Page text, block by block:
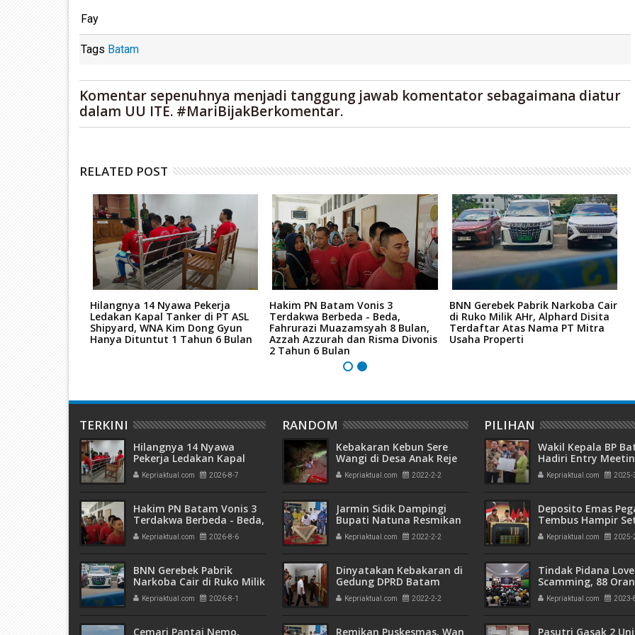
Fay
Tags Batam
Komentar sepenuhnya menjadi tanggung jawab komentator sebagaimana diatur
dalam UU ITE. #MariBijakBerkomentar.
RELATED POST
Hilangnya 14 Nyawa Pekerja
Ledakan Kapal Tanker di PT ASL
Shipyard, WNA Kim Dong Gyun
Hanya Dituntut 1 Tahun 6 Bulan
Hakim PN Batam Vonis 3
Terdakwa Berbeda - Beda,
Fahrurazi Muazamsyah 8 Bulan,
Azzah Azzurah dan Risma Divonis
2 Tahun 6 Bulan
BNN Gerebek Pabrik Narkoba Cair
di Ruko Milik AHr, Alphard Disita
Terdaftar Atas Nama PT Mitra
Usaha Properti
TERKINI
Hilangnya 14 Nyawa
Pekerja Ledakan Kapal
Tanker di PT ASL Shipyard,
WNA Kim Dong Gyun
Bulan
Kepriaktual.com 2026-8-7
Hakim PN Batam Vonis 3
Terdakwa Berbeda - Beda,
Fahrurazi Muazamsyah 8
Bulan, Azzah Azzurah dan
Bulan
Kepriaktual.com 2026-8-6
BNN Gerebek Pabrik
Narkoba Cair di Ruko Milik
AHr, Alphard Disita
Terdaftar Atas Nama PT
Kepriaktual.com 2026-8-1
Cemari Pantai Nemo,
RANDOM
Kebakaran Kebun Sere
Wangi di Desa Anak Reje
Kembali terjadi
Kepriaktual.com 2022-2-2
Jarmin Sidik Dampingi
Bupati Natuna Resmikan
Puskesmas di Kecamatan
Bunguran Tengah
Kepriaktual.com 2022-2-2
Dinyatakan Kebakaran di
Gedung DPRD Batam
Murni Korsleting Listrik,
Garis Polisi Resmi Dibuka
Kepriaktual.com 2022-2-2
Remikan Puskesmas, Wan
PILIHAN
Wakil Kepala BP
Hadiri Entry
Komitmen
Pengelolaan
Akuntabel
Kepriaktual.com 2025-
Deposito Emas
Tembus Hampir
Ton, Sehari Setelah
Presiden Resmikan
Kepriaktual.com 2025-
Tindak Pidana Love
Scamming, 88
Pelaku Ditangkap
Kepri dan Polisi
Kepriaktual.com 2023-
Pasutri Gasak 2